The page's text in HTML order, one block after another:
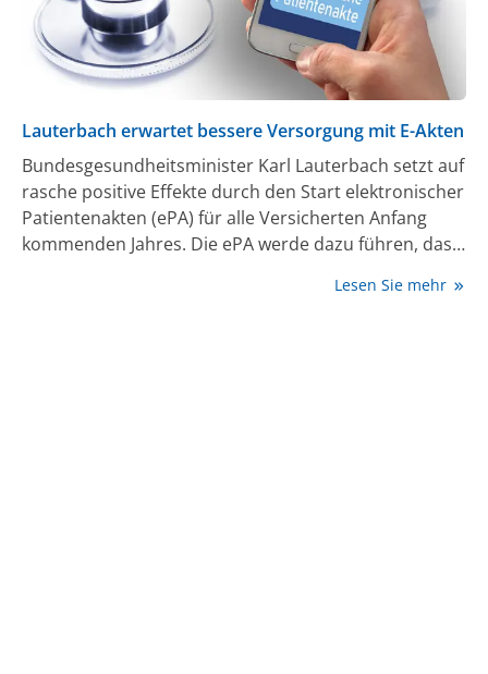
Lauterbach erwartet bessere Versorgung mit E-Akten
Bundesgesundheitsminister Karl Lauterbach setzt auf
rasche positive Effekte durch den Start elektronischer
Patientenakten (ePA) für alle Versicherten Anfang
kommenden Jahres. Die ePA werde dazu führen, dass
sagte der SPD-Politiker in Berlin zum Auftakt einer
Lesen Sie mehr